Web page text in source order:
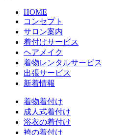
HOME
コンセプト
サロン案内
着付けサービス
ヘアメイク
着物レンタルサービス
出張サービス
新着情報
着物着付け
成人式着付け
浴衣の着付け
袴の着付け